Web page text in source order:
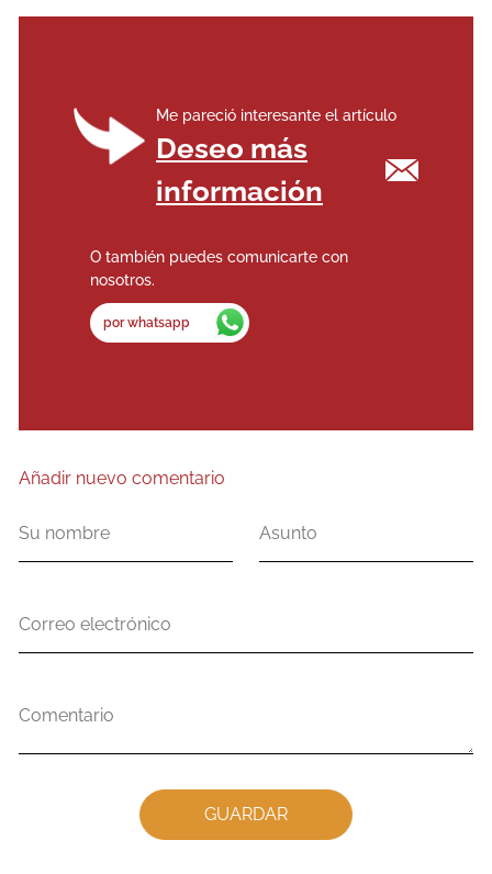
Me pareció interesante el artículo
Deseo más
información
O también puedes comunicarte con
nosotros.
por whatsapp
Añadir nuevo comentario
nombre
electrónico